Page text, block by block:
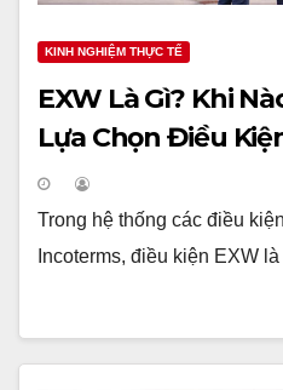
KINH NGHIỆM THỰC TẾ
EXW Là Gì? Khi
Lựa Chọn Điều
Trong hệ thống các điều
Incoterms, điều kiện EXW